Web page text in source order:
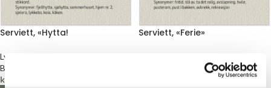
Serviett, «Hytta!
Lys og servietter
BørsCompagniet
kr
Serviett, «Ferie»